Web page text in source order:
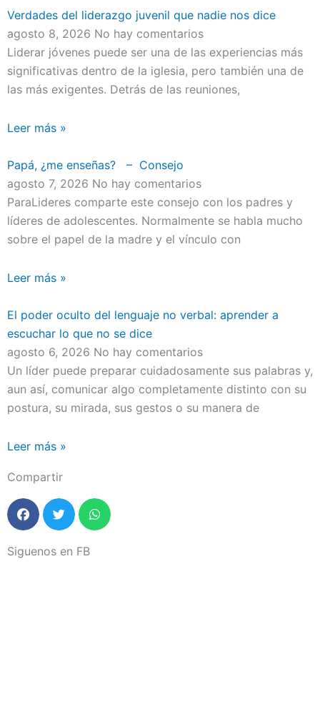
Verdades del liderazgo juvenil que nadie nos dice
agosto 8, 2026 No hay comentarios
Liderar jóvenes puede ser una de las experiencias más
significativas dentro de la iglesia, pero también una de
las más exigentes. Detrás de las reuniones,
Leer más »
Papá, ¿me enseñas? – Consejo
agosto 7, 2026 No hay comentarios
ParaLideres comparte este consejo con los padres y
líderes de adolescentes. Normalmente se habla mucho
sobre el papel de la madre y el vínculo con
Leer más »
El poder oculto del lenguaje no verbal: aprender a
escuchar lo que no se dice
agosto 6, 2026 No hay comentarios
Un líder puede preparar cuidadosamente sus palabras y,
aun así, comunicar algo completamente distinto con su
postura, su mirada, sus gestos o su manera de
Leer más »
Compartir
Siguenos en FB